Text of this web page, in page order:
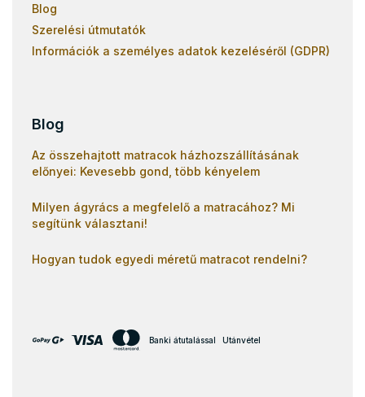
Blog
Szerelési útmutatók
Információk a személyes adatok kezeléséről (GDPR)
Blog
Az összehajtott matracok házhozszállításának
előnyei: Kevesebb gond, több kényelem
Milyen ágyrács a megfelelő a matracához? Mi
segítünk választani!
Hogyan tudok egyedi méretű matracot rendelni?
Banki átutalással Utánvétel